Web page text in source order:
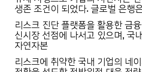
생존 조건이 되었다. 글로벌 은행
리스크 진단 플랫폼을 활용한 금
신시장 선점에 나서고 있으며, 국
자연자본
리스크에 취약한 국내 기업의 네